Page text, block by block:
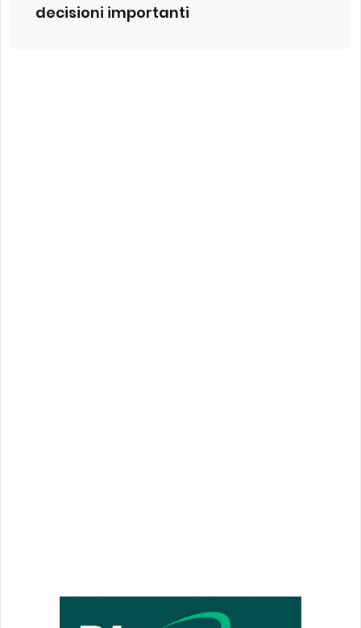
decisioni importanti